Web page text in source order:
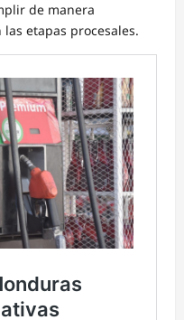
de manera
etapas procesales.